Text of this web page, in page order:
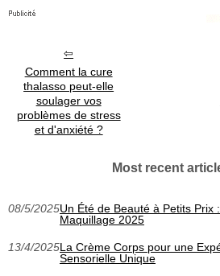
Comment la cure
thalasso peut-elle
soulager vos
problèmes de stress
et d'anxiété ?
Most recent
08/5/2025Un Été de Beauté à Petits Prix
Maquillage 2025
13/4/2025La Crème Corps pour une
Sensorielle Unique